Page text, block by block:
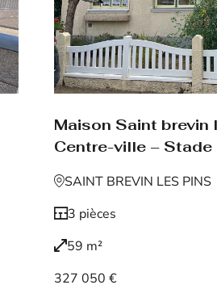
Maison Saint brevin
Centre-ville – Stade
SAINT BREVIN LES PINS
3 pièces
59 m²
327 050 €